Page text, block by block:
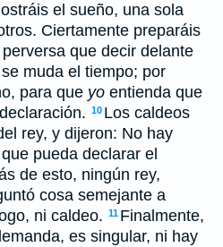
el sueño, una sola
Ciertamente preparáis
que decir delante
muda el tiempo; por
para que yo entienda que
10 Los caldeos
rey, y dijeron: No hay
pueda declarar el
de esto, ningún rey,
cosa semejante a
ni caldeo. 11 Finalmente,
es singular, ni hay